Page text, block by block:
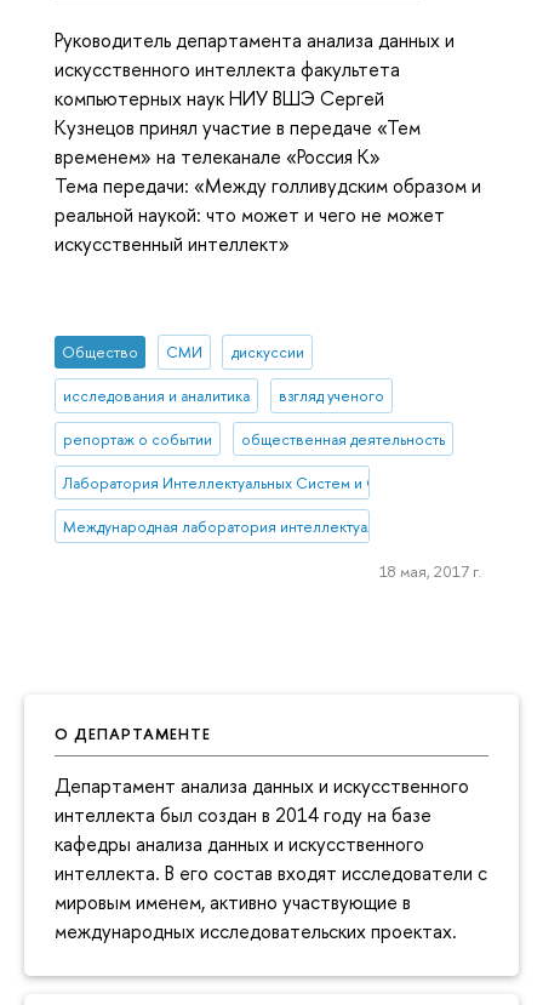
О ДЕПАРТАМЕНТЕ
Департамент анализа данных и искусственного
интеллекта был создан в 2014 году на базе
кафедры анализа данных и искусственного
интеллекта. В его состав входят исследователи с
мировым именем, активно участвующие в
международных исследовательских проектах.
Руководитель департамента анализа данных и
искусственного интеллекта факультета
компьютерных наук НИУ ВШЭ Сергей
Кузнецов принял участие в передаче «Тем
временем» на телеканале «Россия К»
Тема передачи: «Между голливудским образом и
реальной наукой: что может и чего не может
искусственный интеллект»
Общество СМИ дискуссии
исследования и аналитика взгляд ученого
репортаж о событии общественная деятельность
Лаборатория Интеллектуальных Систем и Структурного Анализа
Международная лаборатория интеллектуальных систем и
18 мая, 2017 г.